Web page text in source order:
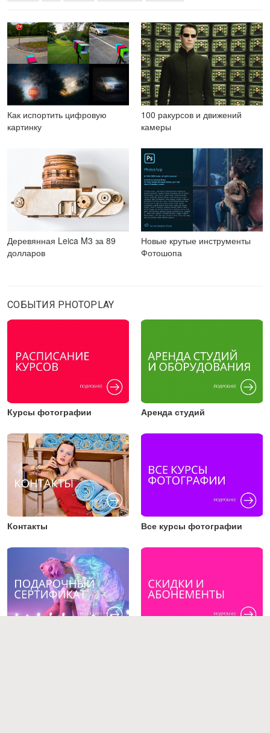
Как испортить цифровую
картинку
100 ракурсов и движений
камеры
Деревянная Leica M3 за 89
долларов
Новые крутые инструменты
Фотошопа
СОБЫТИЯ PHOTOPLAY
Курсы фотографии Аренда студий
Контакты Все курсы фотографии